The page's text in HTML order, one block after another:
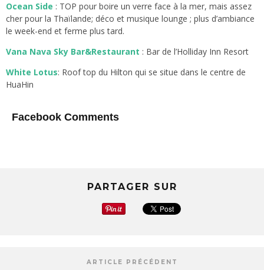
Ocean Side : TOP pour boire un verre face à la mer, mais assez
cher pour la Thaïlande; déco et musique lounge ; plus d’ambiance
le week-end et ferme plus tard.
Vana Nava Sky Bar&Restaurant : Bar de l’Holliday Inn Resort
White Lotus: Roof top du Hilton qui se situe dans le centre de
HuaHin
Facebook Comments
PARTAGER SUR
ARTICLE PRÉCÉDENT